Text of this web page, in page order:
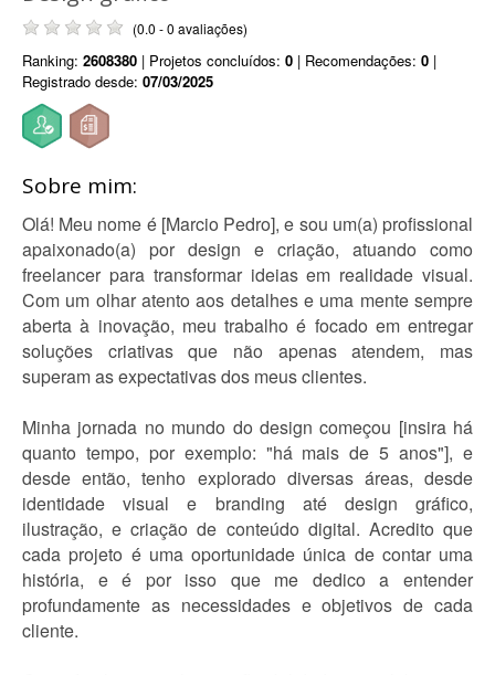
(0.0 - 0 avaliações)
Ranking: 2608380 | Projetos concluídos: 0 | Recomendações: 0 |
Registrado desde: 07/03/2025
Sobre mim:
Olá! Meu nome é [Marcio Pedro], e sou um(a) profissional
apaixonado(a) por design e criação, atuando como
freelancer para transformar ideias em realidade visual.
Com um olhar atento aos detalhes e uma mente sempre
aberta à inovação, meu trabalho é focado em entregar
soluções criativas que não apenas atendem, mas
superam as expectativas dos meus clientes.
Minha jornada no mundo do design começou [insira há
quanto tempo, por exemplo: "há mais de 5 anos"], e
desde então, tenho explorado diversas áreas, desde
identidade visual e branding até design gráfico,
ilustração, e criação de conteúdo digital. Acredito que
cada projeto é uma oportunidade única de contar uma
história, e é por isso que me dedico a entender
profundamente as necessidades e objetivos de cada
cliente.